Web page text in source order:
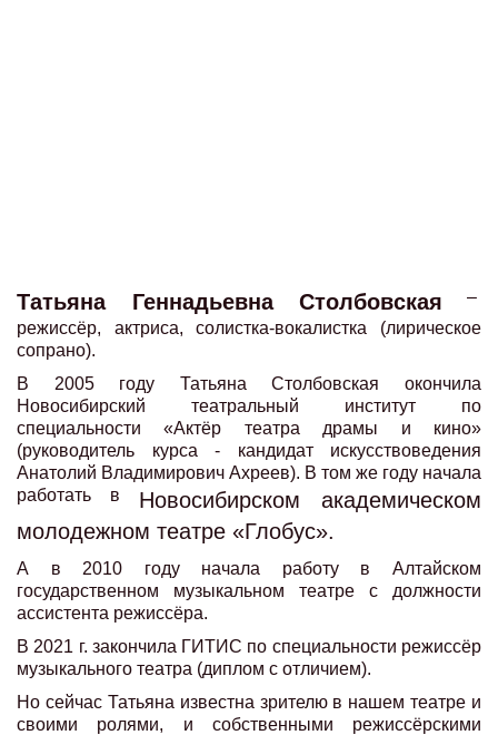
Татьяна Геннадьевна Столбовская –
режиссёр, актриса, солистка-вокалистка (лирическое
сопрано).
В 2005 году Татьяна Столбовская окончила
Новосибирский театральный институт по
специальности «Актёр театра драмы и кино»
(руководитель курса - кандидат искусствоведения
Анатолий Владимирович Ахреев). В том же году начала
работать в Новосибирском академическом
молодежном театре «Глобус».
А в 2010 году начала работу в Алтайском
государственном музыкальном театре с должности
ассистента режиссёра.
В 2021 г. закончила ГИТИС по специальности режиссёр
музыкального театра (диплом с отличием).
Но сейчас Татьяна известна зрителю в нашем театре и
своими ролями, и собственными режиссёрскими